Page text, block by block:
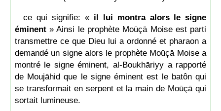
ce qui signifie: « il lui montra alors le signe
éminent » Ainsi le prophète Moūçā Moise est parti
transmettre ce que Dieu lui a ordonné et pharaon a
demandé un signe alors le prophète Moūçā Moise a
montré le signe éminent, al-Boukhāriyy a rapporté
de Moujāhid que le signe éminent est le batôn qui
se transformait en serpent et la main de Moūçā qui
sortait lumineuse.